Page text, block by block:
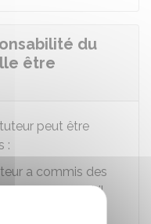
du
être
peut être
:
a commis des
sa mission et il